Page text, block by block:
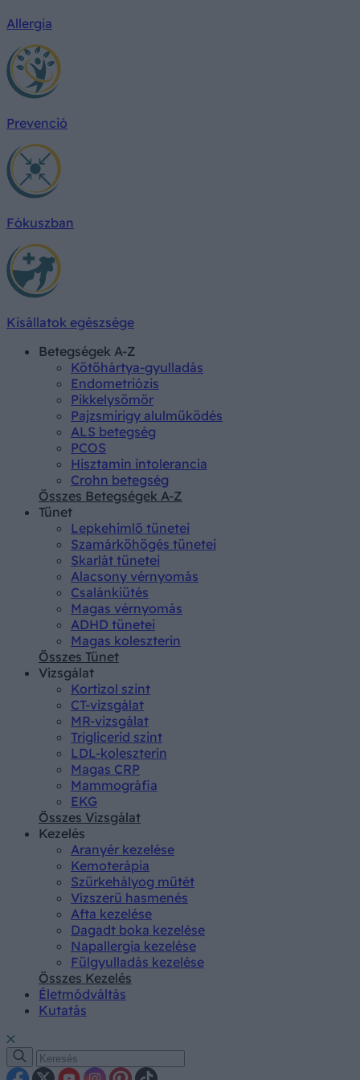
Allergia
Prevenció
Fókuszban
Kisállatok egészsége
Betegségek A-Z
Kötőhártya-gyulladás
Endometriózis
Pikkelysömör
Pajzsmirigy alulműködés
ALS betegség
PCOS
Hisztamin intolerancia
Crohn betegség
Összes Betegségek A-Z
Tünet
Lepkehimlő tünetei
Szamárköhögés tünetei
Skarlát tünetei
Alacsony vérnyomás
Csalánkiütés
Magas vérnyomás
ADHD tünetei
Magas koleszterin
Összes Tünet
Vizsgálat
Kortizol szint
CT-vizsgálat
MR-vizsgálat
Triglicerid szint
LDL-koleszterin
Magas CRP
Mammográfia
EKG
Összes Vizsgálat
Kezelés
Aranyér kezelése
Kemoterápia
Szürkehályog műtét
Vízszerű hasmenés
Afta kezelése
Dagadt boka kezelése
Napallergia kezelése
Fülgyulladás kezelése
Összes Kezelés
Életmódváltás
Kutatás